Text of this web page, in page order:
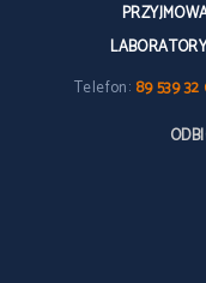
Telefon: 89 539